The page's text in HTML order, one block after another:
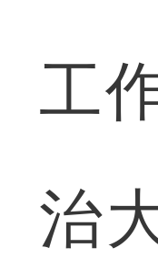
工
治